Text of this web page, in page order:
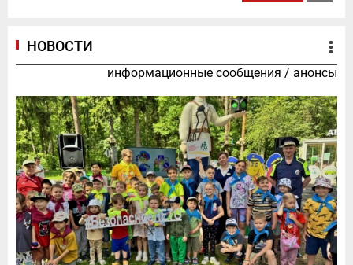
НОВОСТИ
информационные сообщения / анонсы